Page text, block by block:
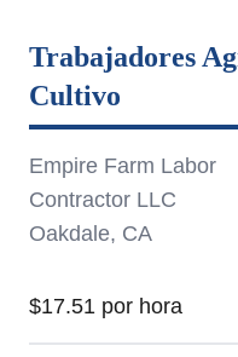
Trabajadores
Cultivo
Empire Farm Labor
Contractor LLC
Oakdale, CA
$17.51 por hora